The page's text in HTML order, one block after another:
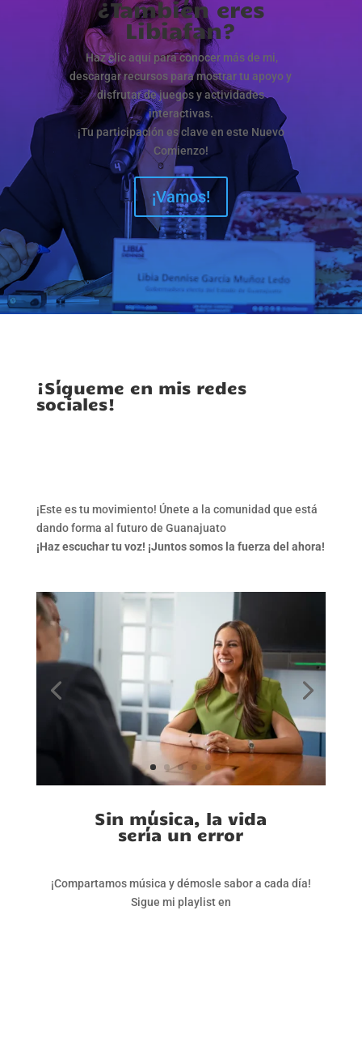
¿También eres
Libiafan?
Haz clic aquí para conocer más de mi,
descargar recursos para mostrar tu apoyo y
disfrutar de juegos y actividades
interactivas.
¡Tu participación es clave en este Nuevo
Comienzo!
¡Vamos!
¡Sígueme en mis redes
sociales!
¡Este es tu movimiento! Únete a la comunidad que está
dando forma al futuro de Guanajuato
¡Haz escuchar tu voz! ¡Juntos somos la fuerza del ahora!
Sin música, la vida
sería un error
¡Compartamos música y démosle sabor a cada día!
Sigue mi playlist en